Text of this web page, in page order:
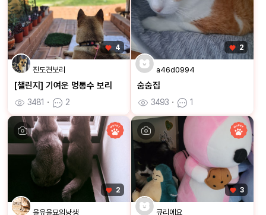
4
진도견보리
[챌린지] 기여운 멍통수 보리
3481 ㆍ 2
2
a46d0994
숨숨집
3493 ㆍ 1
2
을유을묘의냥생
3
큐리에요